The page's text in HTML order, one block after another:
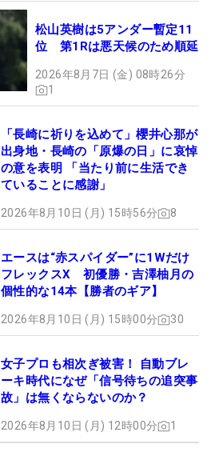
松山英樹は5アンダー暫定11
位 第1Rは悪天候のため順延
2026年8月7日 (金) 08時26分
1
「長崎に祈りを込めて」櫻井心那が
出身地・長崎の「原爆の日」に哀悼
の意を表明 「当たり前に生活でき
ていることに感謝」
2026年8月10日 (月) 15時56分 8
エースは“赤スパイダー”に1Wだけ
フレックスX 初優勝・吉澤柚月の
個性的な14本【勝者のギア】
2026年8月10日 (月) 15時00分 30
女子プロも相次ぎ被害！ 自動ブレ
ーキ時代になぜ「信号待ちの追突事
故」は無くならないのか？
2026年8月10日 (月) 12時00分 1